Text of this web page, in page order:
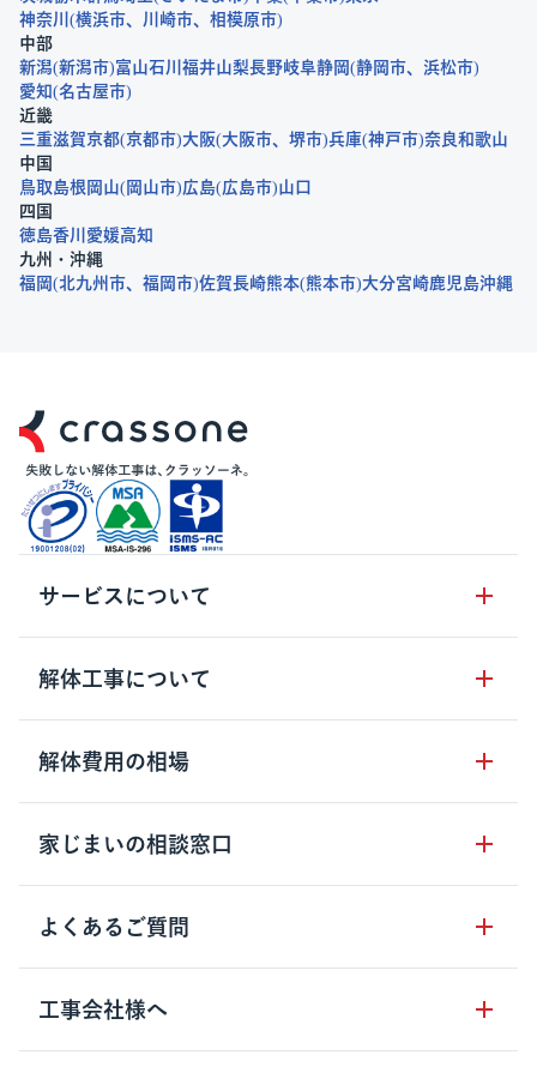
神奈川
横浜市 川崎市
相模原市
中部
新潟 新潟市 富山石川 福井山梨長野岐阜静岡 静岡市
浜松市
愛知 名古屋市
近畿
三重滋賀京都 京都市 大阪 大阪市 堺市 兵庫 神戸市 奈良和歌山
中国
鳥取 島根 岡山 岡山市 広島 広島市 山口
四国
徳島香川 愛媛高知
九州・沖縄
福岡 北九州市 福岡市 佐賀長崎熊本 熊本市 大分宮崎鹿児島沖縄
サービスについて
サービスの流れ
サービスのメリット
クラッソーネの自治体連携
お客さまの声
空き家の処分を検討のお客様へ
解体工事について
解体工事の基礎知識
解体工事に関わる法律
用語集
解体費用の相場
木造住宅の相場
鉄骨造住宅の相場
RC造住宅の相場
家じまいの相談窓口
家じまいの相談窓口
よくあるご質問
クラッソーネの利用方法
工事の進め方
工事会社様へ